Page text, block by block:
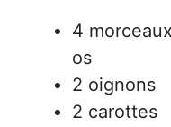
4
os
2 oignons
2 carottes